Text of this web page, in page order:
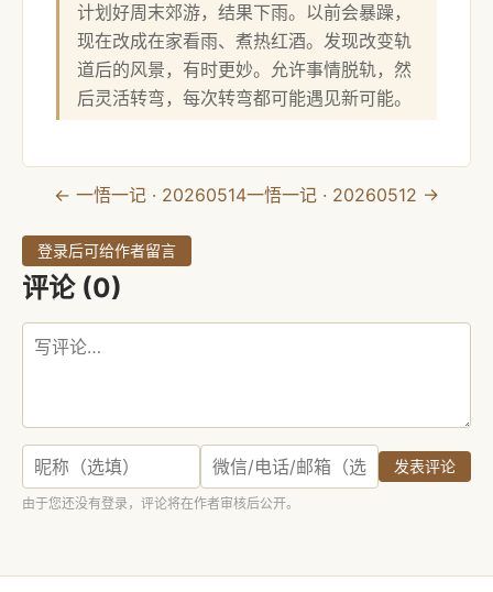
计划好周末郊游，结果下雨。以前会暴躁，
现在改成在家看雨、煮热红酒。发现改变轨
道后的风景，有时更妙。允许事情脱轨，然
后灵活转弯，每次转弯都可能遇见新可能。
← 一悟一记 · 20260514一悟一记 · 20260512 →
登录后可给作者留言
评论 (0)
发表评论
由于您还没有登录，评论将在作者审核后公开。